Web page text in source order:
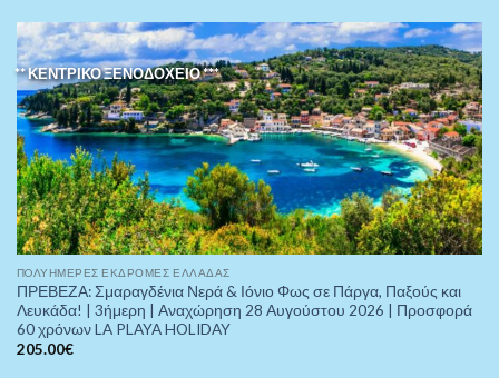
** ΚΕΝΤΡΙΚΟ ΞΕΝΟΔΟΧΕΙΟ ***
ΠOΛΥΉΜΕΡΕΣ ΕΚΔΡΟΜΈΣ ΕΛΛΆΔΑΣ
ΠΡΕΒΕΖΑ: Σμαραγδένια Νερά & Ιόνιο Φως σε Πάργα, Παξούς και
Λευκάδα! | 3ήμερη | Αναχώρηση 28 Αυγούστου 2026 | Προσφορά
60 χρόνων LA PLAYA HOLIDAY
205.00€